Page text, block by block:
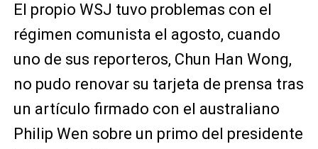
El propio WSJ tuvo problemas con el
régimen comunista el agosto, cuando
uno de sus reporteros, Chun Han Wong,
no pudo renovar su tarjeta de prensa tras
un artículo firmado con el australiano
Philip Wen sobre un primo del presidente